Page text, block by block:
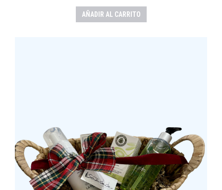
AÑADIR AL CARRITO